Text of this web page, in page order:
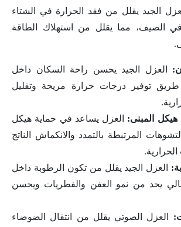
الجيد يقلل من فقد الحرارة في الشتاء
في الصيف، مما يقلل من استهلاك الطاقة
العزل الجيد يحسن راحة السكان داخل
طريق توفير درجات حرارة مريحة وتقليل
هيكل المبنى: العزل يساعد في حماية هيكل
المرتبطة بالتمدد والانكماش الناتج
العزل الجيد يقلل من تكون الرطوبة داخل
يحد من نمو العفن والفطريات ويحسن
العزل الصوتي يقلل من انتقال الضوضاء